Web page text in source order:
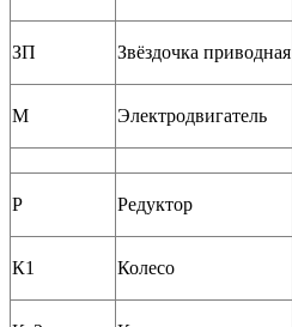
ЗП Звёздочка приводная
М Электродвигатель
Р Редуктор
К1 Колесо